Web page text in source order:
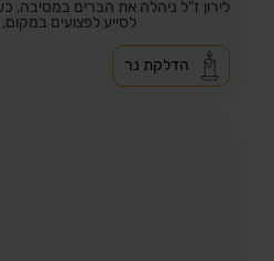
לירון ז"ל ניהלה את הברים במסיבה,
לסייע לפצועים
הדלקת נר